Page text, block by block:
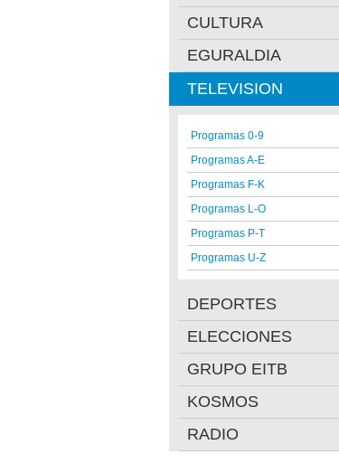
CULTURA
EGURALDIA
TELEVISION
Programas 0-9
Programas A-E
Programas F-K
Programas L-O
Programas P-T
Programas U-Z
DEPORTES
ELECCIONES
GRUPO EITB
KOSMOS
RADIO